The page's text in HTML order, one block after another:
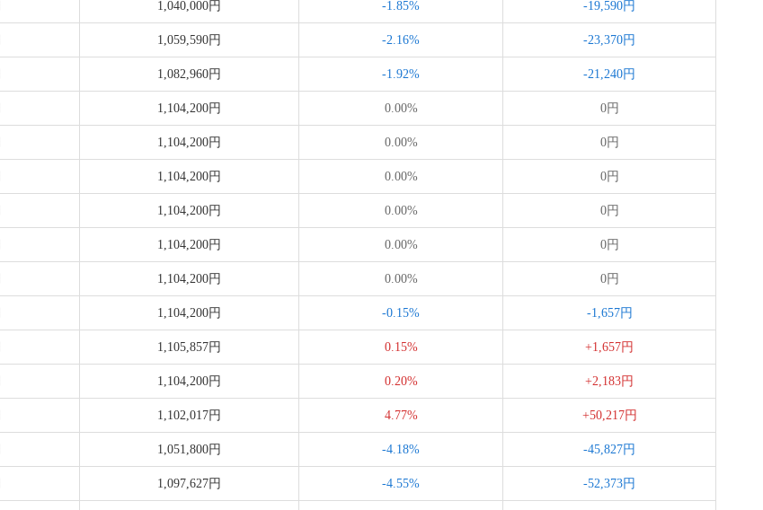
1,040,000円 -1.85% -19,590円
1,059,590円 -2.16% -23,370円
1,082,960円 -1.92% -21,240円
1,104,200円 0.00% 0円
1,104,200円 0.00% 0円
1,104,200円 0.00% 0円
1,104,200円 0.00% 0円
1,104,200円 0.00% 0円
1,104,200円 0.00% 0円
1,104,200円 -0.15% -1,657円
1,105,857円 0.15% +1,657円
1,104,200円 0.20% +2,183円
1,102,017円 4.77% +50,217円
1,051,800円 -4.18% -45,827円
1,097,627円 -4.55% -52,373円